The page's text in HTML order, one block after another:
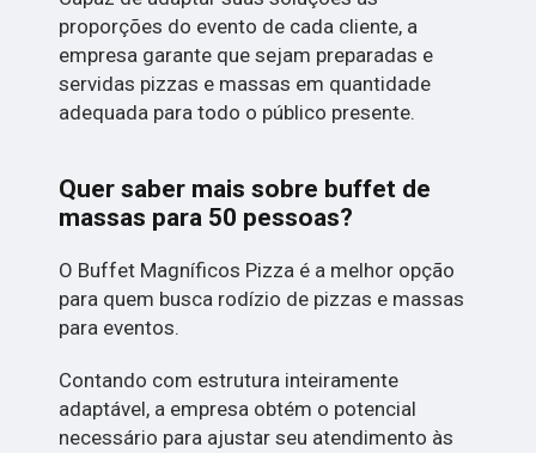
proporções do evento de cada cliente, a
empresa garante que sejam preparadas e
servidas pizzas e massas em quantidade
adequada para todo o público presente.
Quer saber mais sobre buffet de
massas para 50 pessoas?
O Buffet Magníficos Pizza é a melhor opção
para quem busca rodízio de pizzas e massas
para eventos.
Contando com estrutura inteiramente
adaptável, a empresa obtém o potencial
necessário para ajustar seu atendimento às